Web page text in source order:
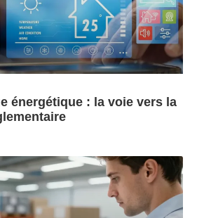
énergétique : la voie vers la